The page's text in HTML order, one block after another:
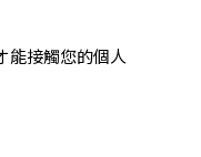
能接觸您的個人